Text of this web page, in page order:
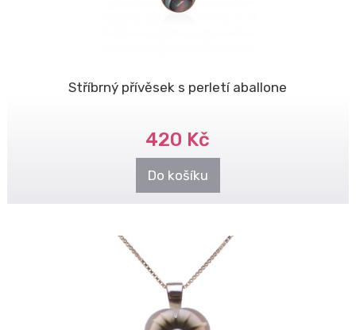
Stříbrný přívěsek s perletí aballone
420 Kč
Do košíku